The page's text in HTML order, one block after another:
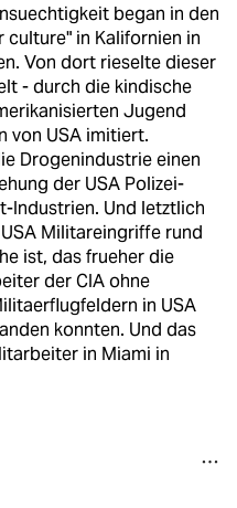
began in den
culture" in Kalifornien in
Von dort rieselte dieser
- durch die kindische
Jugend
von USA imitiert.
Drogenindustrie einen
der USA Polizei-
Industrien. Und letztlich
Militareingriffe rund
ist, das frueher die
der CIA ohne
in USA
konnten. Und das
in Miami in